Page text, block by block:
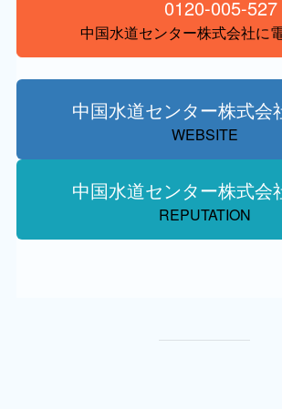
0120-005-527
中国水道センター株式会社に
中国水道センター株式会
WEBSITE
中国水道センター株式会
REPUTATION